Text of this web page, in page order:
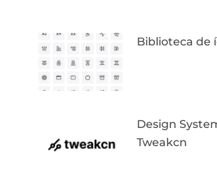
Biblioteca de
Design
Tweakcn